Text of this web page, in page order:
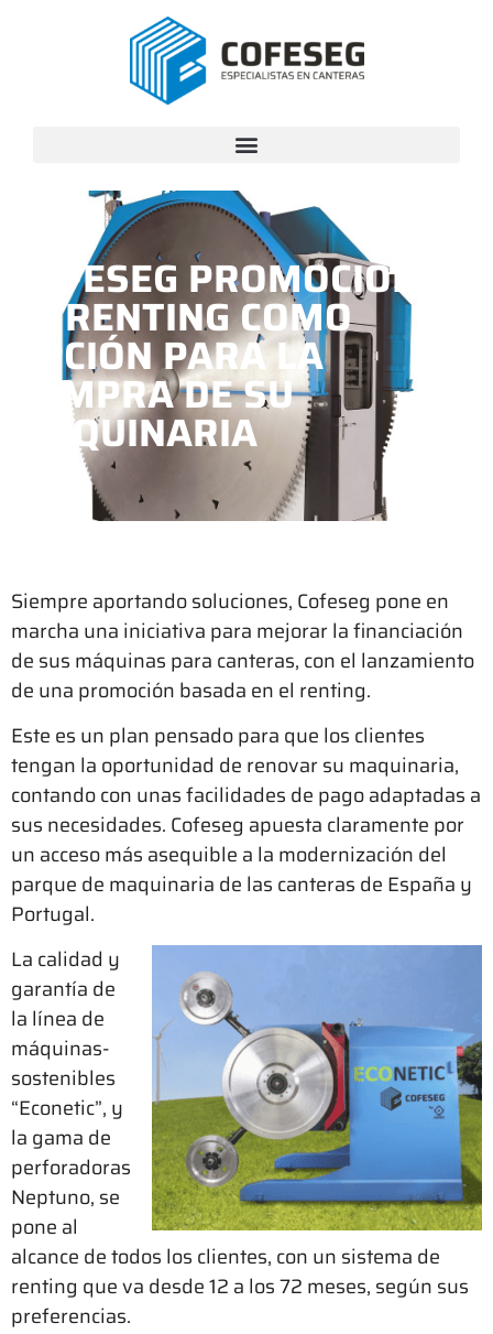
COFESEG PROMOCIONA
EL RENTING COMO
OPCIÓN PARA LA
COMPRA DE SU
MAQUINARIA
Siempre aportando soluciones, Cofeseg pone en
marcha una iniciativa para mejorar la financiación
de sus máquinas para canteras, con el lanzamiento
de una promoción basada en el renting.
Este es un plan pensado para que los clientes
tengan la oportunidad de renovar su maquinaria,
contando con unas facilidades de pago adaptadas a
sus necesidades. Cofeseg apuesta claramente por
un acceso más asequible a la modernización del
parque de maquinaria de las canteras de España y
Portugal.
La calidad y
garantía de
la línea de
máquinas-
sostenibles
“Econetic”, y
la gama de
perforadoras
Neptuno, se
pone al
alcance de todos los clientes, con un sistema de
renting que va desde 12 a los 72 meses, según sus
preferencias.